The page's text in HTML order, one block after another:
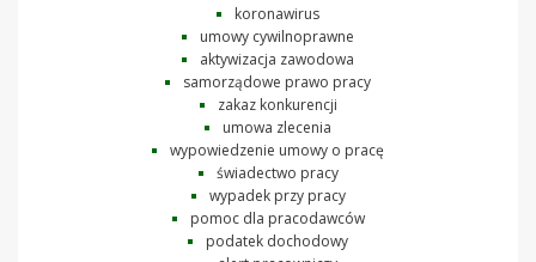
koronawirus
umowy cywilnoprawne
aktywizacja zawodowa
samorządowe prawo pracy
zakaz konkurencji
umowa zlecenia
wypowiedzenie umowy o pracę
świadectwo pracy
wypadek przy pracy
pomoc dla pracodawców
podatek dochodowy